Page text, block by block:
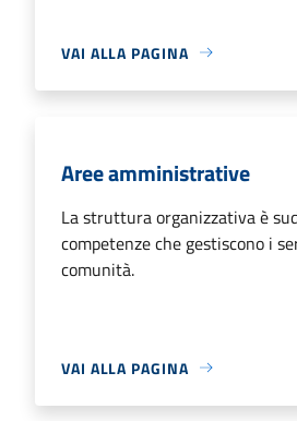
VAI ALLA PAGINA
Aree amministrative
La struttura organizzativa è
competenze che gestiscono i
comunità.
VAI ALLA PAGINA